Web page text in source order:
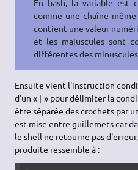
comme une chaîne même
contient une valeur
et les majuscules sont
différentes des minuscules,
Ensuite vient l'instruction
d'un « [ » pour délimiter la
être séparée des crochets par
est mise entre guillemets car
le shell ne retourne pas
produite ressemble à :